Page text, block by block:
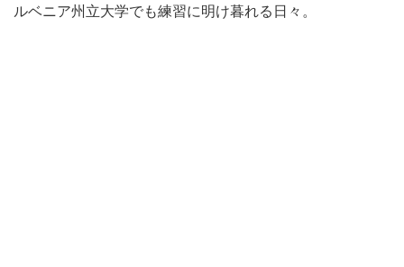
ルベニア州立大学でも練習に明け暮れる日々。